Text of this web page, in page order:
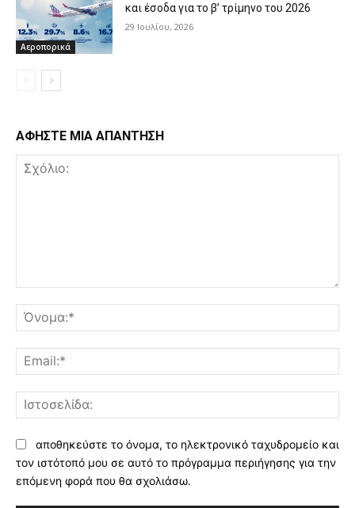
Αεροπορικά
και έσοδα για το β’ τρίμηνο του 2026
29 Ιουλίου, 2026
ΑΦΗΣΤΕ ΜΙΑ ΑΠΑΝΤΗΣΗ
αποθηκεύστε το όνομα, το ηλεκτρονικό ταχυδρομείο και
τον ιστότοπό μου σε αυτό το πρόγραμμα περιήγησης για την
επόμενη φορά που θα σχολιάσω.